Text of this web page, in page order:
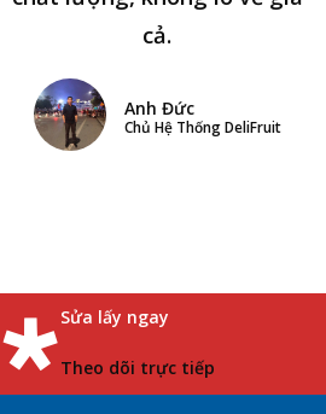
cả.
Anh Đức
Chủ Hệ Thống DeliFruit
Sửa lấy ngay
Theo dõi trực tiếp